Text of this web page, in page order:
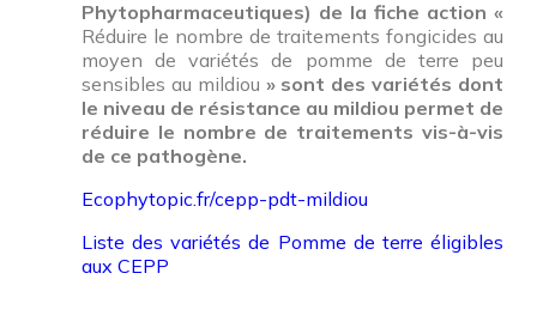
Phytopharmaceutiques) de la fiche action «
Réduire le nombre de traitements fongicides au
moyen de variétés de pomme de terre peu
sensibles au mildiou » sont des variétés dont
le niveau de résistance au mildiou permet de
réduire le nombre de traitements vis-à-vis
de ce pathogène.
Ecophytopic.fr/cepp-pdt-mildiou
Liste des variétés de Pomme de terre éligibles
aux CEPP